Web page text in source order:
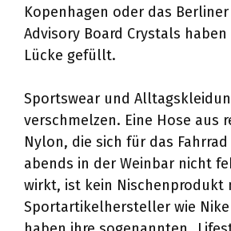
Kopenhagen oder das
Advisory Board Crystals
Lücke gefüllt.
Sportswear und
verschmelzen. Eine Hose aus
Nylon, die sich für das
abends in der Weinbar nicht
wirkt, ist kein Nischenprodukt
Sportartikelhersteller wie Nike